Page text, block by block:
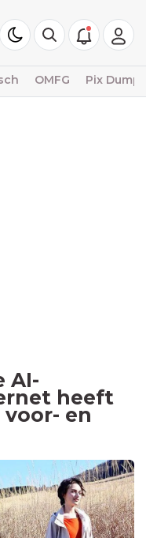
OMFG Pix Dump
AI-
heeft
en